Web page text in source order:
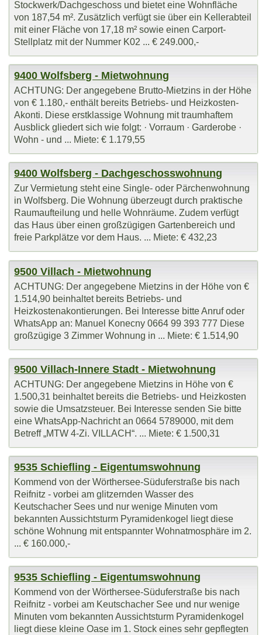
Stockwerk/Dachgeschoss und bietet eine Wohnfläche
von 187,54 m². Zusätzlich verfügt sie über ein Kellerabteil
mit einer Fläche von 17,18 m² sowie einen Carport-
Stellplatz mit der Nummer K02 ... € 249.000,-
9400 Wolfsberg - Mietwohnung
ACHTUNG: Der angegebene Brutto-Mietzins in der Höhe
von € 1.180,- enthält bereits Betriebs- und Heizkosten-
Akonti. Diese erstklassige Wohnung mit traumhaftem
Ausblick gliedert sich wie folgt: · Vorraum · Garderobe ·
Wohn - und ... Miete: € 1.179,55
9400 Wolfsberg - Dachgeschosswohnung
Zur Vermietung steht eine Single- oder Pärchenwohnung
in Wolfsberg. Die Wohnung überzeugt durch praktische
Raumaufteilung und helle Wohnräume. Zudem verfügt
das Haus über einen großzügigen Gartenbereich und
freie Parkplätze vor dem Haus. ... Miete: € 432,23
9500 Villach - Mietwohnung
ACHTUNG: Der angegebene Mietzins in der Höhe von €
1.514,90 beinhaltet bereits Betriebs- und
Heizkostenakontierungen. Bei Interesse bitte Anruf oder
WhatsApp an: Manuel Konecny 0664 99 393 777 Diese
großzügige 3 Zimmer Wohnung in ... Miete: € 1.514,90
9500 Villach-Innere Stadt - Mietwohnung
ACHTUNG: Der angegebene Mietzins in Höhe von €
1.500,31 beinhaltet bereits die Betriebs- und Heizkosten
sowie die Umsatzsteuer. Bei Interesse senden Sie bitte
eine WhatsApp-Nachricht an 0664 5789000, mit dem
Betreff „MTW 4-Zi. VILLACH“. ... Miete: € 1.500,31
9535 Schiefling - Eigentumswohnung
Kommend von der Wörthersee-Süduferstraße bis nach
Reifnitz - vorbei am glitzernden Wasser des
Keutschacher Sees und nur wenige Minuten vom
bekannten Aussichtsturm Pyramidenkogel liegt diese
schöne Wohnung mit entspannter Wohnatmosphäre im 2.
... € 160.000,-
9535 Schiefling - Eigentumswohnung
Kommend von der Wörthersee-Süduferstraße bis nach
Reifnitz - vorbei am Keutschacher See und nur wenige
Minuten vom bekannten Aussichtsturm Pyramidenkogel
liegt diese kleine Oase im 1. Stock eines sehr gepflegten